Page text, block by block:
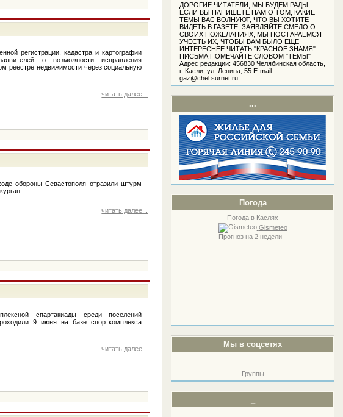
ДОРОГИЕ ЧИТАТЕЛИ, МЫ БУДЕМ РАДЫ,
ЕСЛИ ВЫ НАПИШЕТЕ НАМ О ТОМ, КАКИЕ
ТЕМЫ ВАС ВОЛНУЮТ, ЧТО ВЫ ХОТИТЕ
ВИДЕТЬ В ГАЗЕТЕ, ЗАЯВЛЯЙТЕ СМЕЛО О
СВОИХ ПОЖЕЛАНИЯХ, МЫ ПОСТАРАЕМСЯ
УЧЕСТЬ ИХ, ЧТОБЫ ВАМ БЫЛО ЕЩЕ
ИНТЕРЕСНЕЕ ЧИТАТЬ "КРАСНОЕ ЗНАМЯ".
ПИСЬМА ПОМЕЧАЙТЕ СЛОВОМ "ТЕМЫ"
Адрес редакции: 456830 Челябинская область,
г. Касли, ул. Ленина, 55 Е-mail:
gaz@chel.surnet.ru
...
Погода
Погода в Каслях
Gismeteo
Прогноз на 2 недели
Мы в соцсетях
Группы
регистрации, кадастра и картографии
о возможности исправления
реестре недвижимости через социальную
читать далее...
обороны Севастополя отразили штурм
читать далее...
спартакиады среди поселений
9 июня на базе спорткомплекса
читать далее...